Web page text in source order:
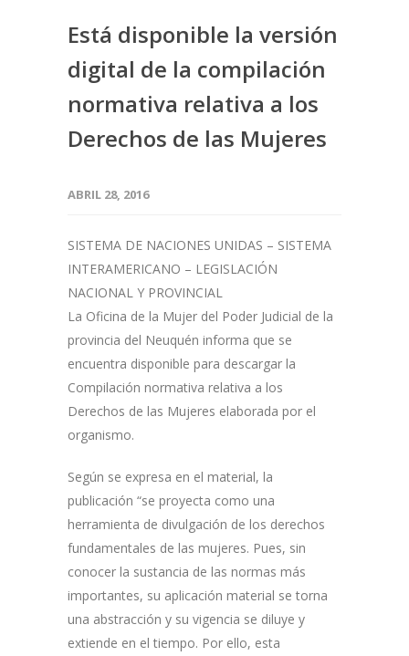
Está disponible la versión
digital de la compilación
normativa relativa a los
Derechos de las Mujeres
ABRIL 28, 2016
SISTEMA DE NACIONES UNIDAS – SISTEMA
INTERAMERICANO – LEGISLACIÓN
NACIONAL Y PROVINCIAL
La Oficina de la Mujer del Poder Judicial de la
provincia del Neuquén informa que se
encuentra disponible para descargar la
Compilación normativa relativa a los
Derechos de las Mujeres elaborada por el
organismo.
Según se expresa en el material, la
publicación “se proyecta como una
herramienta de divulgación de los derechos
fundamentales de las mujeres. Pues, sin
conocer la sustancia de las normas más
importantes, su aplicación material se torna
una abstracción y su vigencia se diluye y
extiende en el tiempo. Por ello, esta